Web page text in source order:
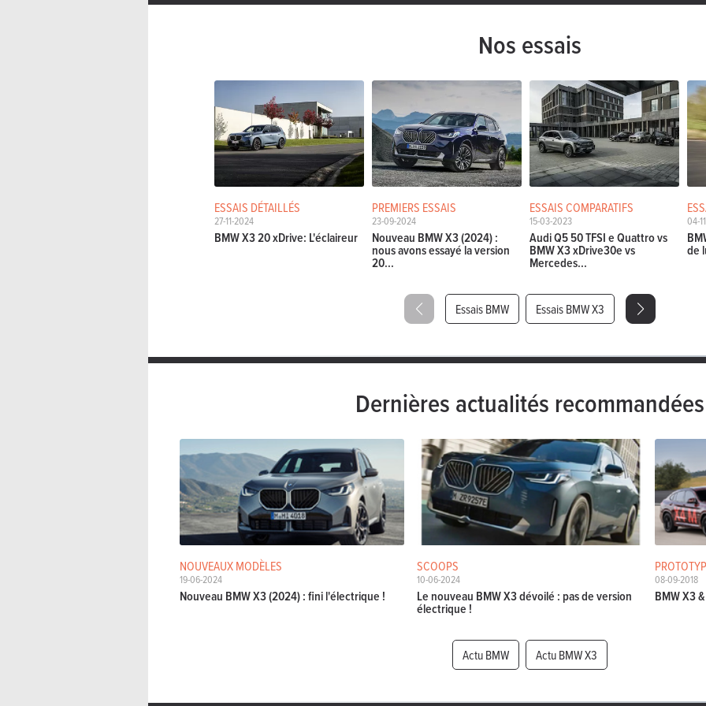
Nos essais
ESSAIS DÉTAILLÉS
27-11-2024
BMW X3 20 xDrive: L'éclaireur
PREMIERS ESSAIS
23-09-2024
Nouveau BMW X3 (2024) :
nous avons essayé la version
20...
ESSAIS COMPARATIFS
15-03-2023
Audi Q5 50 TFSI e Quattro vs
BMW X3 xDrive30e vs
Mercedes...
04-
de
Essais BMW Essais BMW X3
Dernières actualités recommandées
NOUVEAUX MODÈLES
19-06-2024
Nouveau BMW X3 (2024) : fini l'électrique !
SCOOPS
10-06-2024
Le nouveau BMW X3 dévoilé : pas de version
électrique !
08-09-2018
BMW X3
Actu BMW Actu BMW X3